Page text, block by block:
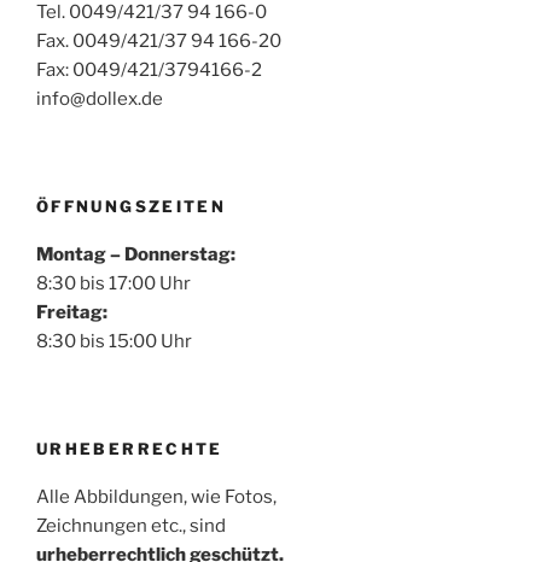
Tel. 0049/421/37 94 166-0
Fax. 0049/421/37 94 166-20
Fax: 0049/421/3794166-2
info@dollex.de
ÖFFNUNGSZEITEN
Montag – Donnerstag:
8:30 bis 17:00 Uhr
Freitag:
8:30 bis 15:00 Uhr
URHEBERRECHTE
Alle Abbildungen, wie Fotos,
Zeichnungen etc., sind
urheberrechtlich geschützt.